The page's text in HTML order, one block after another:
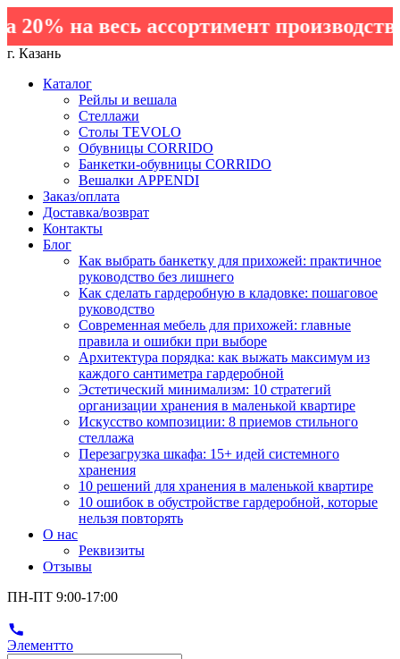
на весь ассортимент
г. Казань
Каталог
Рейлы и вешала
Стеллажи
Столы TEVOLO
Обувницы CORRIDO
Банкетки-обувницы CORRIDO
Вешалки APPENDI
Заказ/оплата
Доставка/возврат
Контакты
Блог
Как выбрать банкетку для прихожей: практичное
руководство без лишнего
Как сделать гардеробную в кладовке: пошаговое
руководство
Современная мебель для прихожей: главные
правила и ошибки при выборе
Архитектура порядка: как выжать максимум из
каждого сантиметра гардеробной
Эстетический минимализм: 10 стратегий
организации хранения в маленькой квартире
Искусство композиции: 8 приемов стильного
стеллажа
Перезагрузка шкафа: 15+ идей системного
хранения
10 решений для хранения в маленькой квартире
10 ошибок в обустройстве гардеробной, которые
нельзя повторять
О нас
Реквизиты
Отзывы
ПН-ПТ 9:00-17:00
Элементто